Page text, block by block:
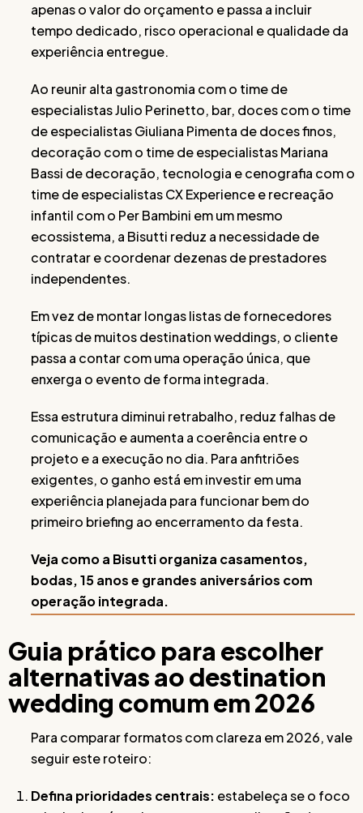
apenas o valor do orçamento e passa a incluir
tempo dedicado, risco operacional e qualidade da
experiência entregue.
Ao reunir alta gastronomia com o time de
especialistas Julio Perinetto, bar, doces com o time
de especialistas Giuliana Pimenta de doces finos,
decoração com o time de especialistas Mariana
Bassi de decoração, tecnologia e cenografia com o
time de especialistas CX Experience e recreação
infantil com o Per Bambini em um mesmo
ecossistema, a Bisutti reduz a necessidade de
contratar e coordenar dezenas de prestadores
independentes.
Em vez de montar longas listas de fornecedores
típicas de muitos destination weddings, o cliente
passa a contar com uma operação única, que
enxerga o evento de forma integrada.
Essa estrutura diminui retrabalho, reduz falhas de
comunicação e aumenta a coerência entre o
projeto e a execução no dia. Para anfitriões
exigentes, o ganho está em investir em uma
experiência planejada para funcionar bem do
primeiro briefing ao encerramento da festa.
Veja como a Bisutti organiza casamentos,
bodas, 15 anos e grandes aniversários com
operação integrada.
Guia prático para escolher
alternativas ao destination
wedding comum em 2026
Para comparar formatos com clareza em 2026, vale
seguir este roteiro:
Defina prioridades centrais: estabeleça se o foco